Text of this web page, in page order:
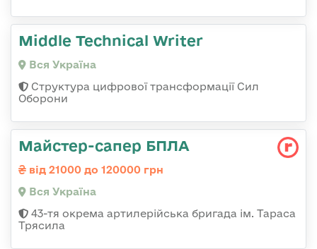
Middle Technical Writer
Вся Україна
Структура цифрової трансформації Сил
Оборони
Майстер-сапер БПЛА
від 21000 до 120000 грн
Вся Україна
43-тя окрема артилерійська бригада ім. Тараса
Трясила